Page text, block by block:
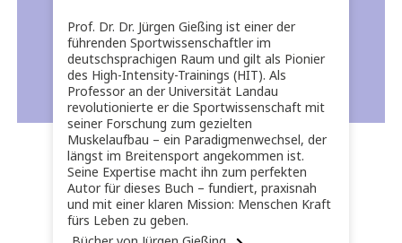
Prof. Dr. Dr. Jürgen Gießing ist einer der
führenden Sportwissenschaftler im
deutschsprachigen Raum und gilt als Pionier
des High-Intensity-Trainings (HIT). Als
Professor an der Universität Landau
revolutionierte er die Sportwissenschaft mit
seiner Forschung zum gezielten
Muskelaufbau – ein Paradigmenwechsel, der
längst im Breitensport angekommen ist.
Seine Expertise macht ihn zum perfekten
Autor für dieses Buch – fundiert, praxisnah
und mit einer klaren Mission: Menschen Kraft
fürs Leben zu geben.